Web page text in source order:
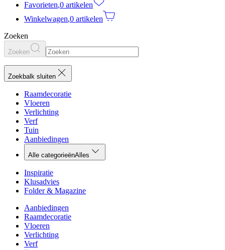
Favorieten,0 artikelen
Winkelwagen,0 artikelen
Zoeken
Zoeken
Zoekbalk sluiten
Raamdecoratie
Vloeren
Verlichting
Verf
Tuin
Aanbiedingen
Alle categorieënAlles
Inspiratie
Klusadvies
Folder & Magazine
Aanbiedingen
Raamdecoratie
Vloeren
Verlichting
Verf